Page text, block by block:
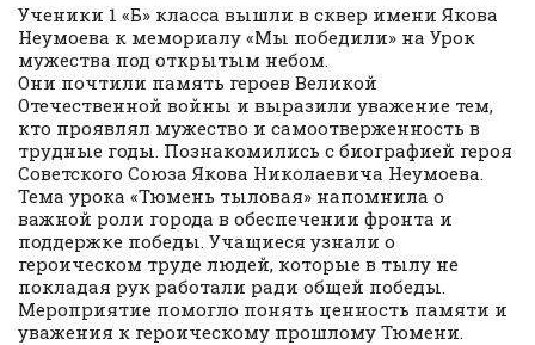
Ученики 1 «Б» класса вышли в сквер имени Якова
Неумоева к мемориалу «Мы победили» на Урок
мужества под открытым небом.
Они почтили память героев Великой
Отечественной войны и выразили уважение тем,
кто проявлял мужество и самоотверженность в
трудные годы. Познакомились с биографией героя
Советского Союза Якова Николаевича Неумоева.
Тема урока «Тюмень тыловая» напомнила о
важной роли города в обеспечении фронта и
поддержке победы. Учащиеся узнали о
героическом труде людей, которые в тылу не
покладая рук работали ради общей победы.
Мероприятие помогло понять ценность памяти и
уважения к героическому прошлому Тюмени.